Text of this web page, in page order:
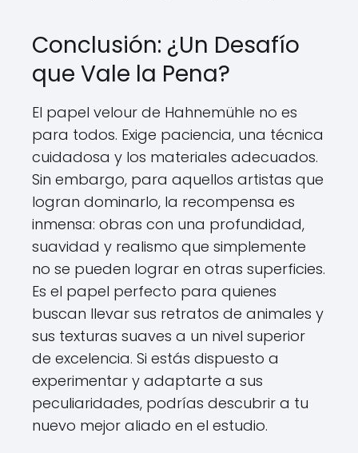
Conclusión: ¿Un Desafío
que Vale la Pena?
El papel velour de Hahnemühle no es
para todos. Exige paciencia, una técnica
cuidadosa y los materiales adecuados.
Sin embargo, para aquellos artistas que
logran dominarlo, la recompensa es
inmensa: obras con una profundidad,
suavidad y realismo que simplemente
no se pueden lograr en otras superficies.
Es el papel perfecto para quienes
buscan llevar sus retratos de animales y
sus texturas suaves a un nivel superior
de excelencia. Si estás dispuesto a
experimentar y adaptarte a sus
peculiaridades, podrías descubrir a tu
nuevo mejor aliado en el estudio.